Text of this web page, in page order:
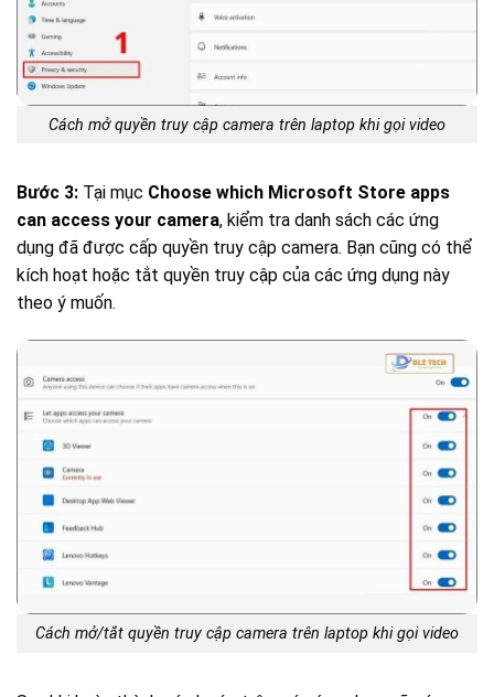
Cách mở quyền truy cập camera trên laptop khi gọi video
Bước 3: Tại mục Choose which Microsoft Store apps
can access your camera, kiểm tra danh sách các ứng
dụng đã được cấp quyền truy cập camera. Bạn cũng có thể
kích hoạt hoặc tắt quyền truy cập của các ứng dụng này
theo ý muốn.
Cách mở/tắt quyền truy cập camera trên laptop khi gọi video